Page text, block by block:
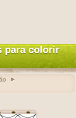
para colorir